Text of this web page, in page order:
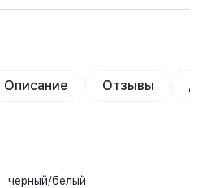
Описание Отзывы
черный/белый